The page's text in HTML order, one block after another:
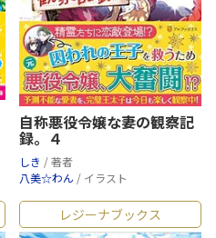
自称悪役令嬢な妻の観察記
録。４
しき / 著者
八美☆わん / イラスト
レジーナブックス